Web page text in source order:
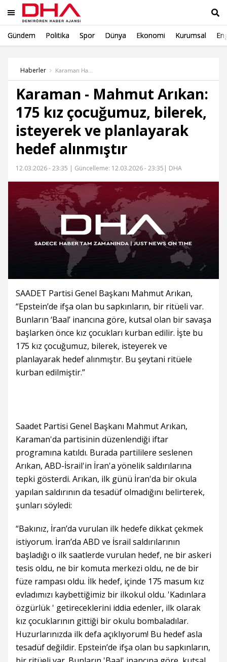
Gündem Politika Spor Dünya Ekonomi Kurumsal
Haberler
Karaman - Mahmut Arıkan:
175 kız çocuğumuz, bilerek,
isteyerek ve planlayarak
hedef alınmıştır
12.03.2026 - 23:35 | Güncelleme: 12.03.2026 - 23:35 | DHA
SAADET Partisi Genel Başkanı Mahmut Arıkan,
“Epstein’de ifşa olan bu sapkınların, bir ritüeli var.
Bunların ‘Baal’ inancına göre, kutsal olan bir savaşa
başlarken önce kız çocukları kurban edilir. İşte bu
175 kız çocuğumuz, bilerek, isteyerek ve
planlayarak hedef alınmıştır. Bu şeytani ritüele
kurban edilmiştir.”
Saadet Partisi Genel Başkanı Mahmut Arıkan,
Karaman'da partisinin düzenlendiği iftar
programına katıldı. Burada partililere seslenen
Arıkan, ABD-İsrail'in İran'a yönelik saldırılarına
tepki gösterdi. Arıkan, ilk günü İran'da bir okula
yapılan saldırının da tesadüf olmadığını belirterek,
şunları söyledi:
“Bakınız, İran’da vurulan ilk hedefe dikkat çekmek
istiyorum. İran’da ABD ve İsrail saldırılarının
başladığı o ilk saatlerde vurulan hedef, ne bir askeri
tesis oldu, ne bir komuta merkezi oldu, ne de bir
füze rampası oldu. İlk hedef, içinde 175 masum kız
evladımızı kaybettiğimiz bir ilkokul oldu. 'Kadınlara
özgürlük ' getireceklerini iddia edenler, ilk olarak
kız çocuklarının gittiği bir okulu bombaladılar.
Huzurlarınızda ilk defa açıklıyorum! Bu hedef asla
tesadüf değildir. Epstein’de ifşa olan bu sapkınların,